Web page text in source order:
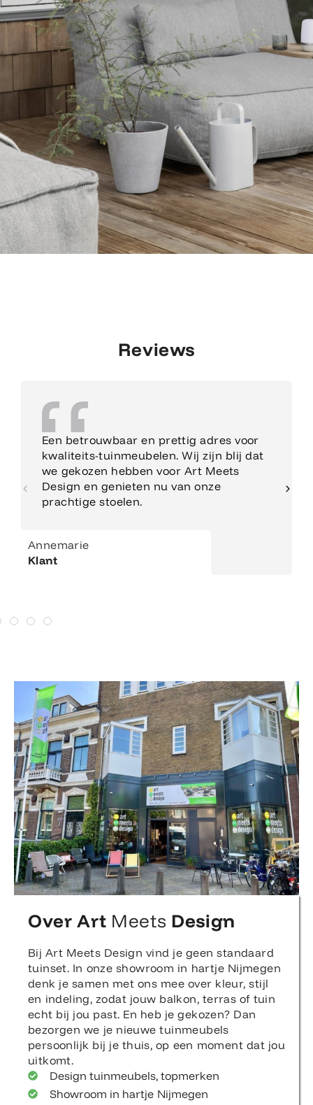
Reviews
Een betrouwbaar en prettig adres voor
kwaliteits-tuinmeubelen. Wij zijn blij dat
we gekozen hebben voor Art Meets
Design en genieten nu van onze
prachtige stoelen.
Annemarie
Klant
Over Art Meets Design
Bij Art Meets Design vind je geen standaard
tuinset. In onze showroom in hartje Nijmegen
denk je samen met ons mee over kleur, stijl
en indeling, zodat jouw balkon, terras of tuin
echt bij jou past. En heb je gekozen? Dan
bezorgen we je nieuwe tuinmeubels
persoonlijk bij je thuis, op een moment dat jou
uitkomt.
Design tuinmeubels, topmerken
Showroom in hartje Nijmegen